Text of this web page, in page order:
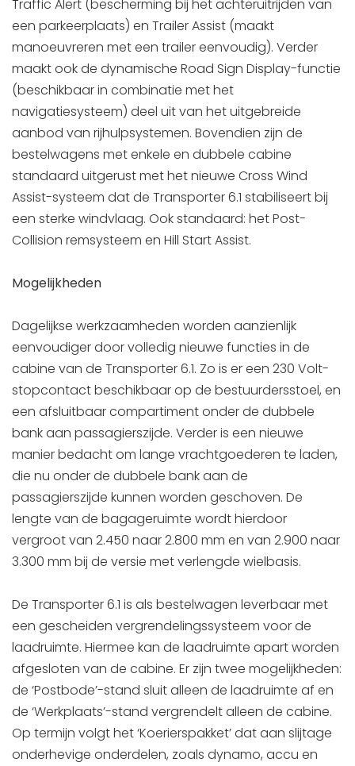
Traffic Alert (bescherming bij het achteruitrijden van
een parkeerplaats) en Trailer Assist (maakt
manoeuvreren met een trailer eenvoudig). Verder
maakt ook de dynamische Road Sign Display-functie
(beschikbaar in combinatie met het
navigatiesysteem) deel uit van het uitgebreide
aanbod van rijhulpsystemen. Bovendien zijn de
bestelwagens met enkele en dubbele cabine
standaard uitgerust met het nieuwe Cross Wind
Assist-systeem dat de Transporter 6.1 stabiliseert bij
een sterke windvlaag. Ook standaard: het Post-
Collision remsysteem en Hill Start Assist.
Mogelijkheden
Dagelijkse werkzaamheden worden aanzienlijk
eenvoudiger door volledig nieuwe functies in de
cabine van de Transporter 6.1. Zo is er een 230 Volt-
stopcontact beschikbaar op de bestuurdersstoel, en
een afsluitbaar compartiment onder de dubbele
bank aan passagierszijde. Verder is een nieuwe
manier bedacht om lange vrachtgoederen te laden,
die nu onder de dubbele bank aan de
passagierszijde kunnen worden geschoven. De
lengte van de bagageruimte wordt hierdoor
vergroot van 2.450 naar 2.800 mm en van 2.900 naar
3.300 mm bij de versie met verlengde wielbasis.
De Transporter 6.1 is als bestelwagen leverbaar met
een gescheiden vergrendelingssysteem voor de
laadruimte. Hiermee kan de laadruimte apart worden
afgesloten van de cabine. Er zijn twee mogelijkheden:
de ‘Postbode’-stand sluit alleen de laadruimte af en
de ‘Werkplaats’-stand vergrendelt alleen de cabine.
Op termijn volgt het ‘Koerierspakket’ dat aan slijtage
onderhevige onderdelen, zoals dynamo, accu en